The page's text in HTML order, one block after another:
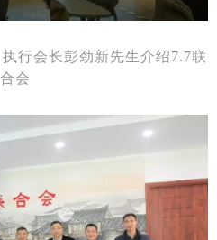
行会长彭劲新先生介绍7.7联
合会